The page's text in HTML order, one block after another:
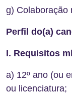
g) Colaboração
Perfil do(a)
I. Requisitos
a) 12º ano (ou
ou licenciatura;